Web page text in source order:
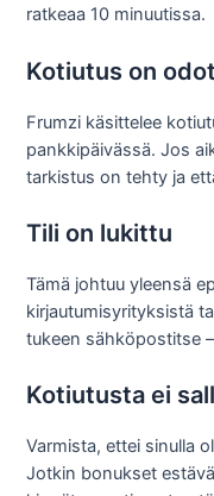
ratkeaa 10 minuutissa.
Kotiutus on
Frumzi käsittelee
pankkipäivässä. Jos
tarkistus on tehty ja
Tili on lukittu
Tämä johtuu yleensä
kirjautumisyrityksistä
tukeen sähköpostitse
Kotiutusta ei
Varmista, ettei sinulla
Jotkin bonukset